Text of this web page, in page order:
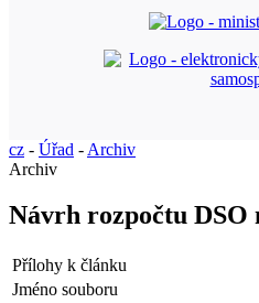
cz - Úřad - Archiv
Archiv
Návrh rozpočtu DSO
Přílohy k článku
Jméno souboru